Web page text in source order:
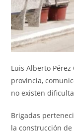
Luis Alberto
provincia,
no existen
Brigadas
la construcción